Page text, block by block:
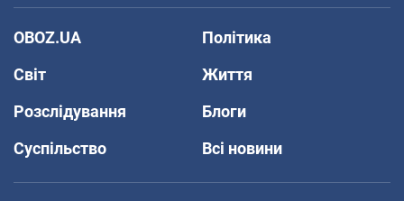
OBOZ.UA
Політика
Світ
Життя
Розслідування
Блоги
Суспільство
Всі новини